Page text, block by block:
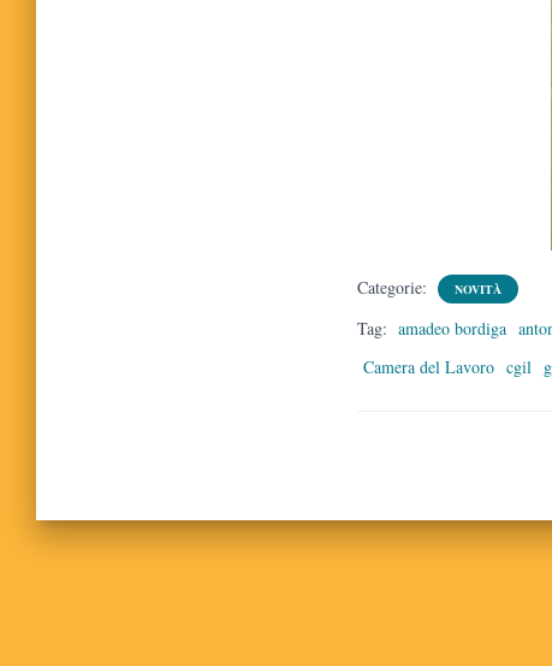
Categorie: NOVITÀ
Tag: amadeo bordiga
Camera del Lavoro cgil